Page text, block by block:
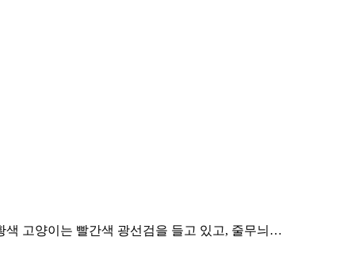
색 고양이는 빨간색 광선검을 들고 있고, 줄무늬…